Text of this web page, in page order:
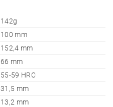
142g
100 mm
152,4 mm
66 mm
55-59 HRC
31,5 mm
13,2 mm